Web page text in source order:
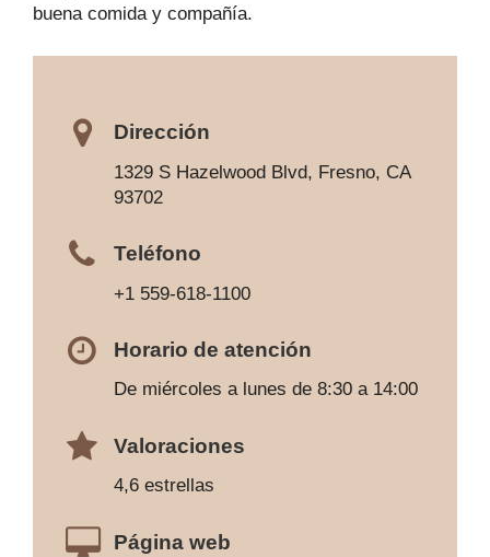
buena comida y compañía.
Dirección
1329 S Hazelwood Blvd, Fresno, CA
93702
Teléfono
+1 559-618-1100
Horario de atención
De miércoles a lunes de 8:30 a 14:00
Valoraciones
4,6 estrellas
Página web